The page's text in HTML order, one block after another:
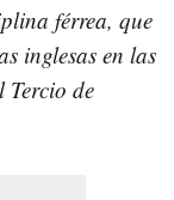
férrea, que
inglesas en las
Tercio de